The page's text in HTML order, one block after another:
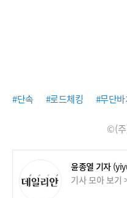
#단속 #로드체킹 #무단
©(주
윤종열 기자
기사 모아 보기